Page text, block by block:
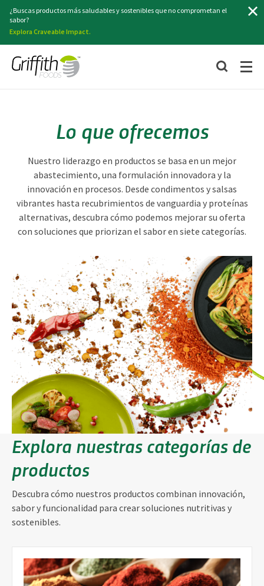
¿Buscas productos más saludables y sostenibles que no comprometan el
sabor?
Explora Craveable Impact.
Lo que ofrecemos
Nuestro liderazgo en productos se basa en un mejor
abastecimiento, una formulación innovadora y la
innovación en procesos. Desde condimentos y salsas
vibrantes hasta recubrimientos de vanguardia y proteínas
alternativas, descubra cómo podemos mejorar su oferta
con soluciones que priorizan el sabor en siete categorías.
Explora nuestras categorías de
productos
Descubra cómo nuestros productos combinan innovación,
sabor y funcionalidad para crear soluciones nutritivas y
sostenibles.